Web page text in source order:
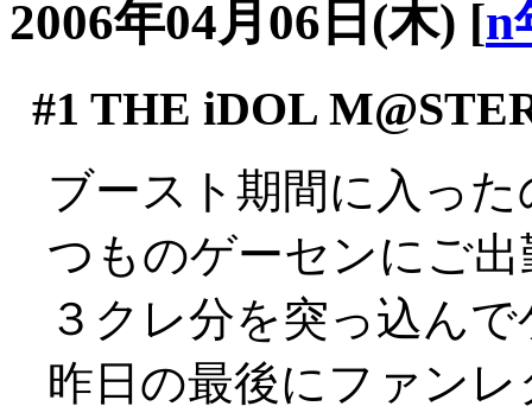
2006年04月06日(木) [n
#1 THE iDOL
ブースト期間に入っ
つものゲーセンにご
３クレ分を突っ込ん
昨日の最後にファン